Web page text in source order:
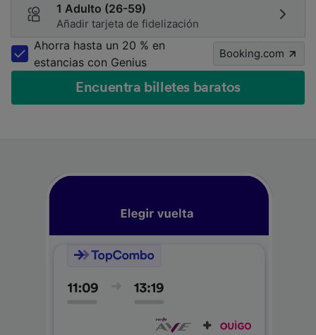
1 Adulto (26-59)
Añadir tarjeta de fidelización
Ahorra hasta un 20 % en
estancias con Genius
Booking.com
Encuentra billetes baratos